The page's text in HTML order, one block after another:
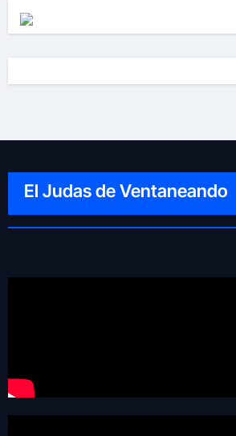
El Judas de Ventaneando